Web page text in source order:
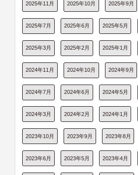
2025年11月 2025年10月 2025年9月
2025年7月 2025年6月 2025年5月
2025年3月 2025年2月 2025年1月
2024年11月 2024年10月 2024年9月
2024年7月 2024年6月 2024年5月
2024年3月 2024年2月 2024年1月
2023年10月 2023年9月 2023年8月
2023年6月 2023年5月 2023年4月